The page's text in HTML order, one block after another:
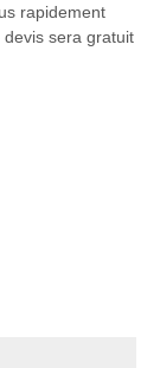
rapidement
sera gratuit